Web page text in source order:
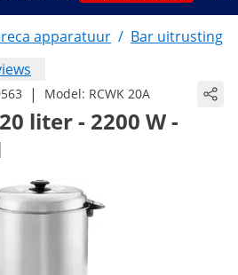
apparatuur / Bar uitrusting
| Model: RCWK 20A
liter - 2200 W -